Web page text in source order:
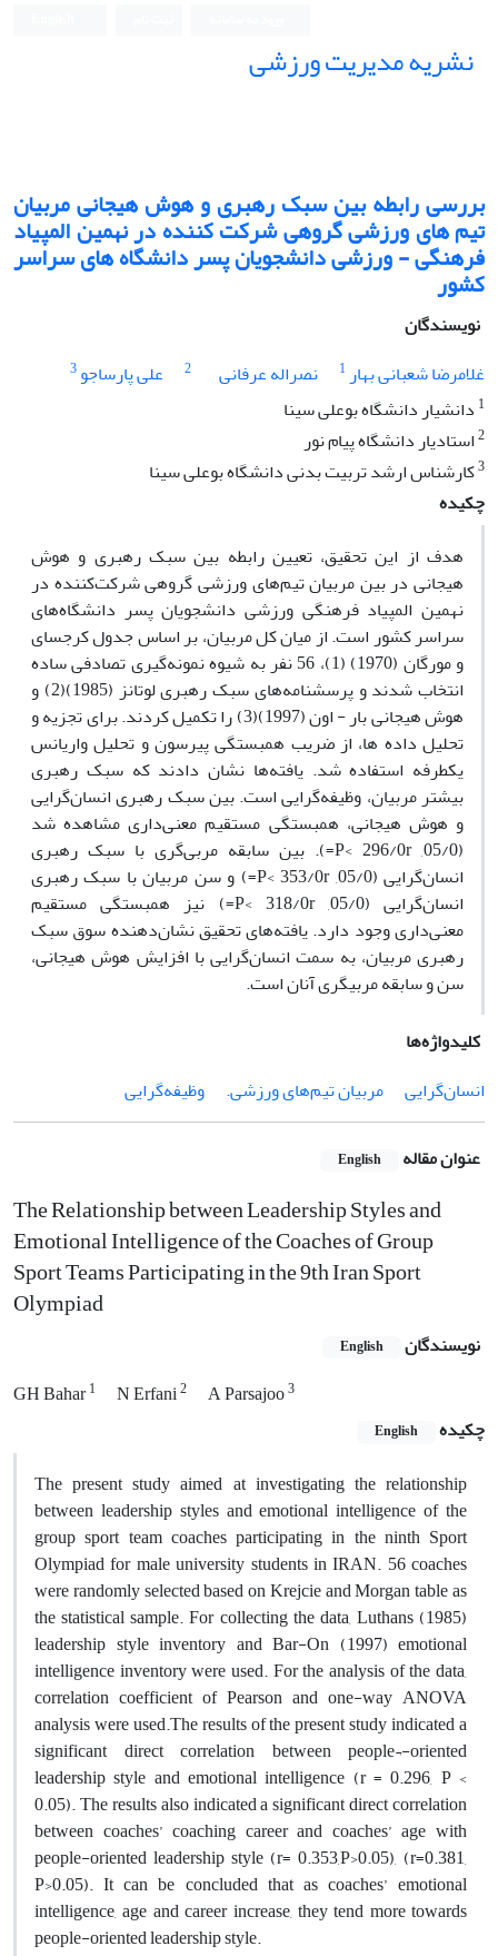
نشریه مدیریت ورزشی
بررسی رابطه بین سبک رهبری و هوش هیجانی مربیان
تیم های ورزشی گروهی شرکت کننده در نهمین المپیاد
فرهنگی - ورزشی دانشجویان پسر دانشگاه های سراسر
کشور
نویسندگان
غلامرضا شعبانی بهار1 نصراله عرفانی 2 علی پارساجو3
1 دانشیار دانشگاه بوعلی سینا
2استادیار دانشگاه پیام نور
3کارشناس ارشد تربیت بدنی دانشگاه بوعلی سینا
چکیده
هدف از این تحقیق، تعیین رابطه بین سبک رهبری و هوش
هیجانی در بین مربیان تیم‌های ورزشی گروهی شرکت‌کننده در
نهمین المپیاد فرهنگی ورزشی دانشجویان پسر دانشگاه‌های
سراسر کشور است. از میان کل مربیان، بر اساس جدول کرجسای
و مورگان (1970) (1)، 56 نفر به شیوه نمونه‌گیری تصادفی ساده
انتخاب شدند و پرسشنامه‌های سبک رهبری لوتانز (1985)(2) و
هوش هیجانی بار - اون (1997)(3) را تکمیل کردند. برای تجزیه و
تحلیل داده ها، از ضریب همبستگی پیرسون و تحلیل واریانس
یکطرفه استفاده شد. یافته‌ها نشان دادند که سبک رهبری
بیشتر مربیان، وظیفه‌گرایی است. بین سبک رهبری انسان‌گرایی
و هوش هیجانی، همبستگی مستقیم معنی‌داری مشاهده شد
(05/0, P< 296/0r=). بین سابقه مربی‌گری با سبک رهبری
انسان‌گرایی (05/0, P< 353/0r=) و سن مربیان با سبک رهبری
انسان‌گرایی (05/0, P< 318/0r=) نیز همبستگی مستقیم
معنی‌داری وجود دارد. یافته‌های تحقیق نشان‌دهنده سوق سبک
رهبری مربیان، به سمت انسان‌گرایی با افزایش هوش هیجانی،
سن و سابقه مربیگری آنان است.
کلیدواژه‌ها
انسان‌گرایی
مربیان تیم‌های ورزشی. وظیفه‌گرایی
عنوان مقاله English
The Relationship between Leadership Styles and
Emotional Intelligence of the Coaches of Group
Sport Teams Participating in the 9th Iran Sport
Olympiad
نویسندگان English
GH Bahar1 N Erfani2 A Parsajoo3
چکیده English
The present study aimed at investigating the relationship
between leadership styles and emotional intelligence of the
group sport team coaches participating in the ninth Sport
Olympiad for male university students in IRAN. 56 coaches
were randomly selected based on Krejcie and Morgan table as
the statistical sample. For collecting the data, Luthans (1985)
leadership style inventory and Bar-On (1997) emotional
intelligence inventory were used. For the analysis of the data,
correlation coefficient of Pearson and one-way ANOVA
analysis were used.The results of the present study indicated a
significant direct correlation between people¬-oriented
leadership style and emotional intelligence (r = 0.296, P <
0.05). The results also indicated a significant direct correlation
between coaches’ coaching career and coaches’ age with
people-oriented leadership style (r= 0.353,P>0.05), (r=0.381,
P>0.05). It can be concluded that as coaches’ emotional
intelligence, age and career increase, they tend more towards
people-oriented leadership style.